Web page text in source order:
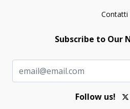
Contatti
Subscribe to Our
Follow us!